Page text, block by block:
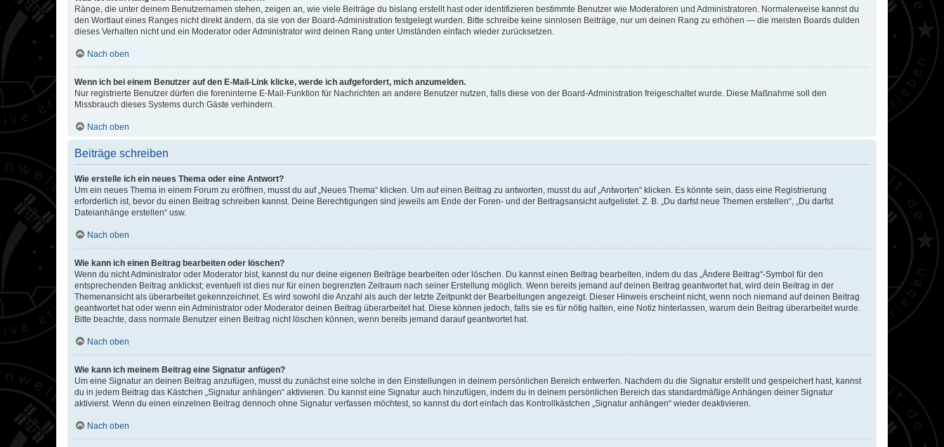
Ränge, die unter deinem Benutzernamen stehen, zeigen an, wie viele Beiträge du bislang erstellt hast oder identifizieren bestimmte Benutzer wie Moderatoren und Administratoren. Normalerweise kannst du
den Wortlaut eines Ranges nicht direkt ändern, da sie von der Board-Administration festgelegt wurden. Bitte schreibe keine sinnlosen Beiträge, nur um deinen Rang zu erhöhen — die meisten Boards dulden
dieses Verhalten nicht und ein Moderator oder Administrator wird deinen Rang unter Umständen einfach wieder zurücksetzen.
Nach oben
Wenn ich bei einem Benutzer auf den E-Mail-Link klicke, werde ich aufgefordert, mich anzumelden.
Nur registrierte Benutzer dürfen die foreninterne E-Mail-Funktion für Nachrichten an andere Benutzer nutzen, falls diese von der Board-Administration freigeschaltet wurde. Diese Maßnahme soll den
Missbrauch dieses Systems durch Gäste verhindern.
Nach oben
Beiträge schreiben
Wie erstelle ich ein neues Thema oder eine Antwort?
Um ein neues Thema in einem Forum zu eröffnen, musst du auf „Neues Thema“ klicken. Um auf einen Beitrag zu antworten, musst du auf „Antworten“ klicken. Es könnte sein, dass eine Registrierung
erforderlich ist, bevor du einen Beitrag schreiben kannst. Deine Berechtigungen sind jeweils am Ende der Foren- und der Beitragsansicht aufgelistet. Z. B. „Du darfst neue Themen erstellen“, „Du darfst
Dateianhänge erstellen“ usw.
Nach oben
Wie kann ich einen Beitrag bearbeiten oder löschen?
Wenn du nicht Administrator oder Moderator bist, kannst du nur deine eigenen Beiträge bearbeiten oder löschen. Du kannst einen Beitrag bearbeiten, indem du das „Ändere Beitrag“-Symbol für den
entsprechenden Beitrag anklickst; eventuell ist dies nur für einen begrenzten Zeitraum nach seiner Erstellung möglich. Wenn bereits jemand auf deinen Beitrag geantwortet hat, wird dein Beitrag in der
Themenansicht als überarbeitet gekennzeichnet. Es wird sowohl die Anzahl als auch der letzte Zeitpunkt der Bearbeitungen angezeigt. Dieser Hinweis erscheint nicht, wenn noch niemand auf deinen Beitrag
geantwortet hat oder wenn ein Administrator oder Moderator deinen Beitrag überarbeitet hat. Diese können jedoch, falls sie es für nötig halten, eine Notiz hinterlassen, warum dein Beitrag überarbeitet wurde.
Bitte beachte, dass normale Benutzer einen Beitrag nicht löschen können, wenn bereits jemand darauf geantwortet hat.
Nach oben
Wie kann ich meinem Beitrag eine Signatur anfügen?
Um eine Signatur an deinen Beitrag anzufügen, musst du zunächst eine solche in den Einstellungen in deinem persönlichen Bereich entwerfen. Nachdem du die Signatur erstellt und gespeichert hast, kannst
du in jedem Beitrag das Kästchen „Signatur anhängen“ aktivieren. Du kannst eine Signatur auch hinzufügen, indem du in deinem persönlichen Bereich das standardmäßige Anhängen deiner Signatur
aktivierst. Wenn du einen einzelnen Beitrag dennoch ohne Signatur verfassen möchtest, so kannst du dort einfach das Kontrollkästchen „Signatur anhängen“ wieder deaktivieren.
Nach oben